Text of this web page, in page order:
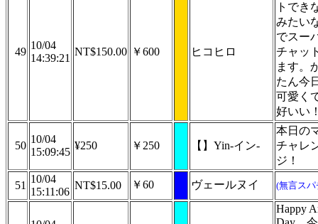
49
10/04
14:39:21
NT$150.00 ￥600 ヒコヒロ
トでき
みたい
でスー
チャッ
ます。
たん今
可愛く
好いい
50
10/04
15:09:45
¥250 ￥250 【】Yin-イン-
本日の
チャレ
ジ！
51
10/04
15:11:06
NT$15.00 ￥60 ヴェールヌイ (無言スパ
Happy